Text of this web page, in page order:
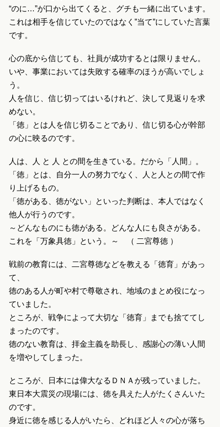
“のに…”が口から出てくると、グチも一緒に出ています。
これは相手を信じていたのではなく”当て”にしていた言葉
です。
心の底から信じても、社員が成功するとは限りません。
いや、事業においては失敗する確率のほうが高いでしょ
う。
人を信じ、信じ切ってはいるけれど、決して見返りを求
めない。
「徳」とは人を信じ切ることであり、信じ切る心が幹部
の心に映るのです。
人は、人 と 人 との間を生きている。だから「人間」。
「徳」とは、自分一人の努力でなく、人と人との間で作
り上げるもの。
「徳がある、徳がない」といった判断は、本人ではなく
他人が行うのです。
～どんなものにも徳がある。どんな人にも良さがある。
これを「万象具徳」という。～ （ 二宮尊徳 ）
戦前の教育には、二宮尊徳などを教える「徳育」があっ
て、
徳のある人が町や村で尊敬され、地域のまとめ役になっ
ていました。
ところが、戦争によって大切な「徳育」までも捨ててし
まったのです。
徳のない教育は、拝金主義を助長し、感謝心の薄い人間
を増やしてしまった。
ところが、日本には偉大なるＤＮＡが残っていました。
東日本大震災の現場には、徳を具えた人がたくさんいた
のです。
身近に徳を感じる人がいたら、どれほど人々の心が落ち